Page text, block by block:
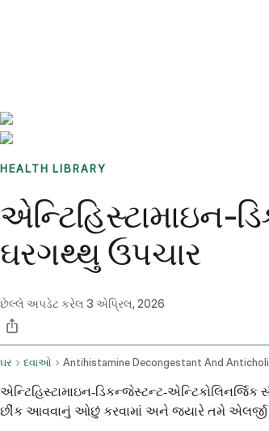
HEALTH LIBRARY
એન્ટિહિસ્ટામાઇન-
ઘરગથ્થુ ઉપચાર
છેલ્લે અપડેટ કરેલ 3 એપ્રિલ, 2026
ઘર દવાઓ
એન્ટિહિસ્ટામાઇન-ડિકન્જેસ્ટન્ટ-
છીંક આવવાનું ઓછું કરવામાં અને જ્યારે તમે એલર્જી